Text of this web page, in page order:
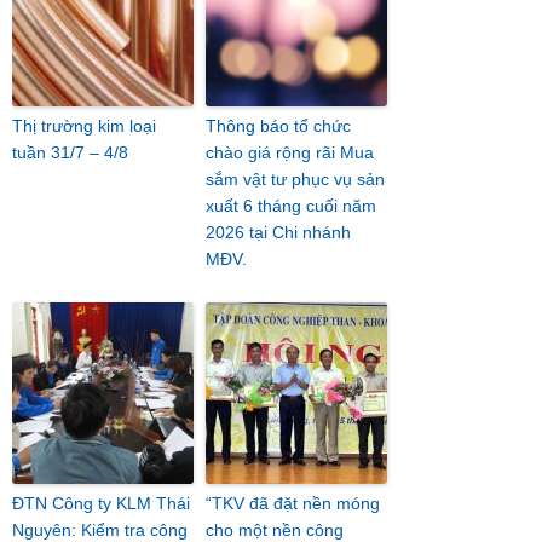
Thị trường kim loại
tuần 31/7 – 4/8
Thông báo tổ chức
chào giá rộng rãi Mua
sắm vật tư phục vụ sản
xuất 6 tháng cuối năm
2026 tại Chi nhánh
MĐV.
ĐTN Công ty KLM Thái
Nguyên: Kiểm tra công
“TKV đã đặt nền móng
cho một nền công